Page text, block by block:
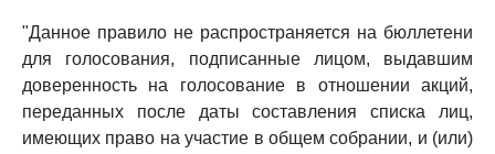
"Данное правило не распространяется на бюллетени
для голосования, подписанные лицом, выдавшим
доверенность на голосование в отношении акций,
переданных после даты составления списка лиц,
имеющих право на участие в общем собрании, и (или)